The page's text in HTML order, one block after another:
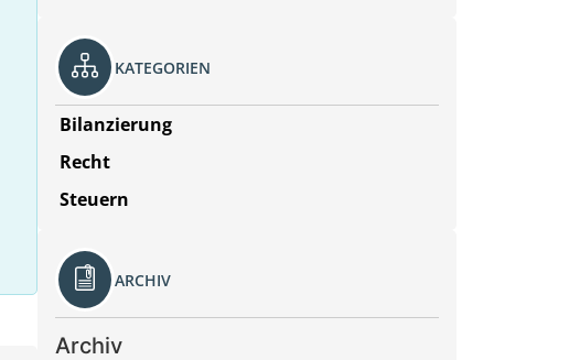
KATEGORIEN
Bilanzierung
Recht
Steuern
ARCHIV
Archiv